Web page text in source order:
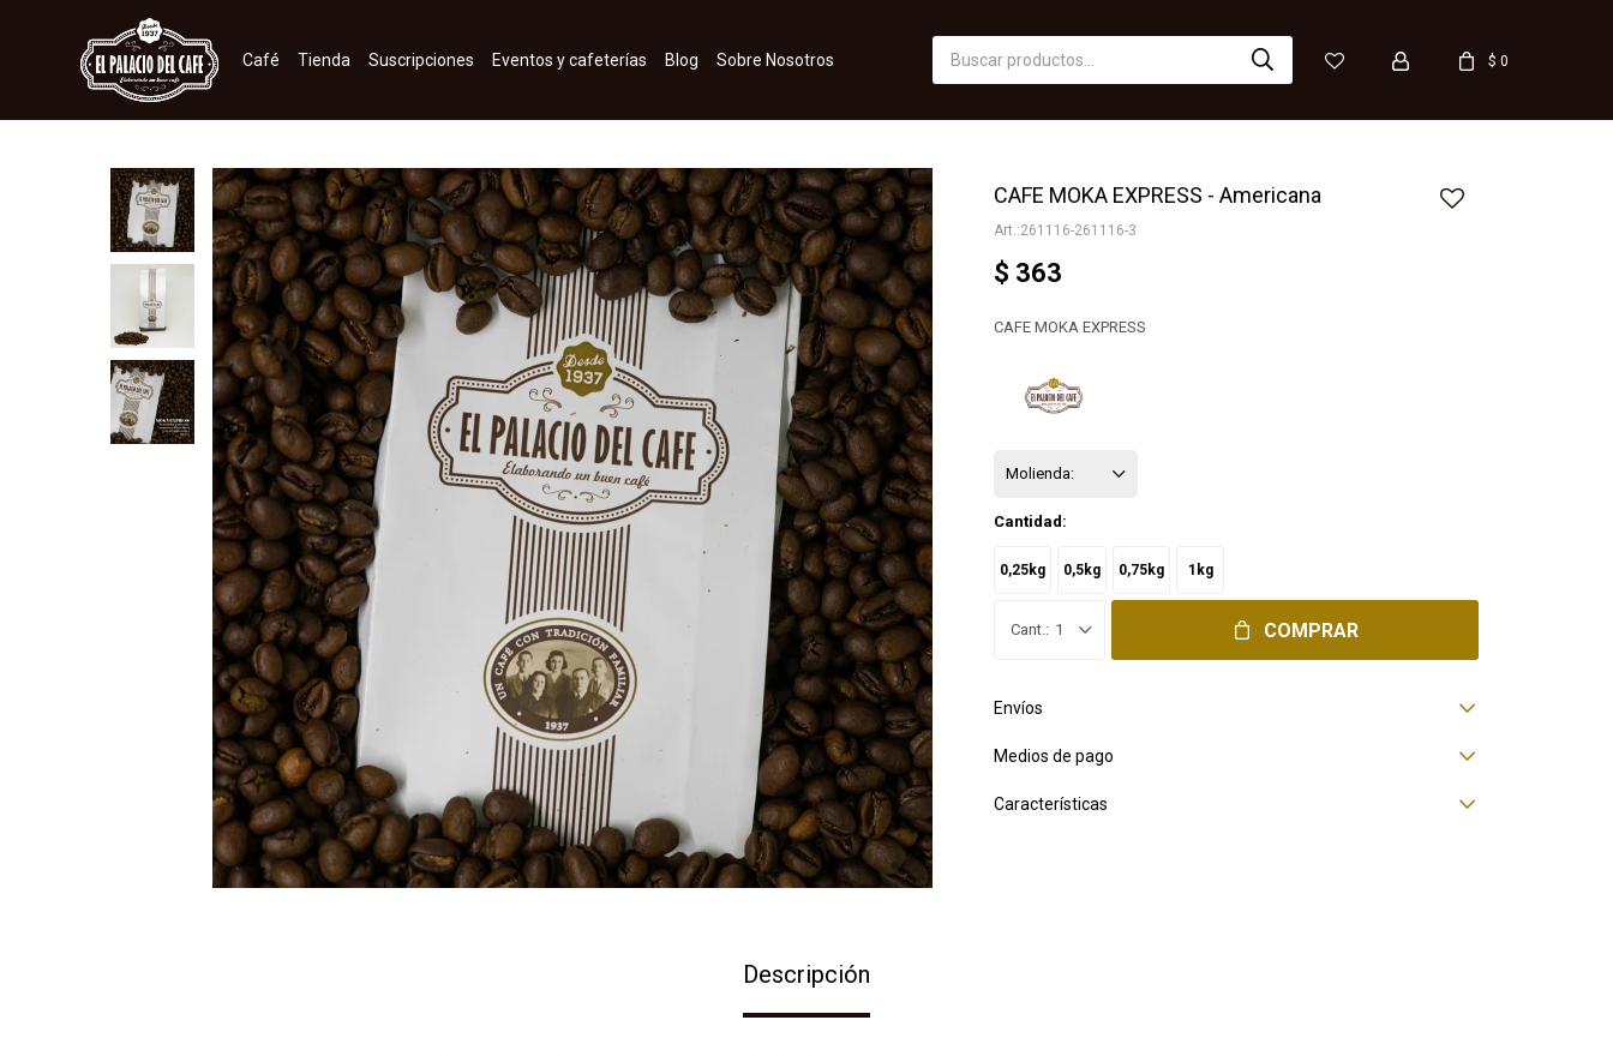
Café Tienda Suscripciones Eventos y cafeterías Blog Sobre Nosotros $ 0
CAFE MOKA EXPRESS - Americana
261116-261116-3
$ 363
CAFE MOKA EXPRESS
Molienda:
Cantidad:
0,25kg 0,5kg 0,75kg 1kg
1 COMPRAR
Envíos
Medios de pago
Características
Descripción